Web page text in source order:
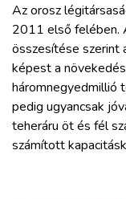
BLOG
ARCHÍVUM
WEBSHOP
Az orosz
2011 első felében.
összesítése szerint
képest a
háromnegyedmillió
pedig ugyancsak
teheráru öt és fél
számított